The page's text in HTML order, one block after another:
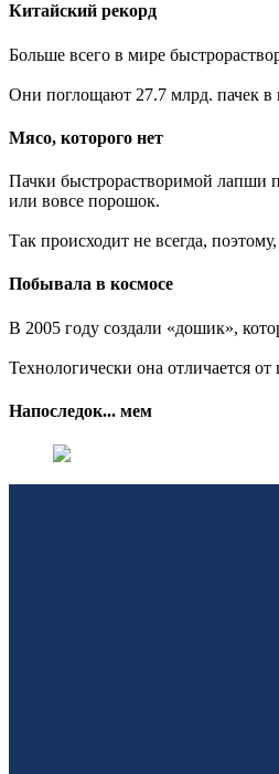
Китайский рекорд
Больше всего в мире
Они поглощают 27.7 млрд. пачек в
Мясо, которого нет
Пачки быстрорастворимой лапши
или вовсе порошок.
Так происходит не всегда,
Побывала в космосе
В 2005 году создали «дошик»,
Технологически она отличается
Напоследок... мем